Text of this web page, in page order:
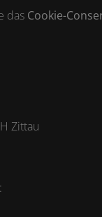
das Cookie-
Zittau